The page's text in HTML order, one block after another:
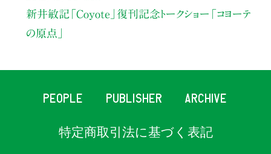
新井敏記「Coyote」復刊記念トークショー「コヨーテ
の原点」
PEOPLE PUBLISHER ARCHIVE
特定商取引法に基づく表記